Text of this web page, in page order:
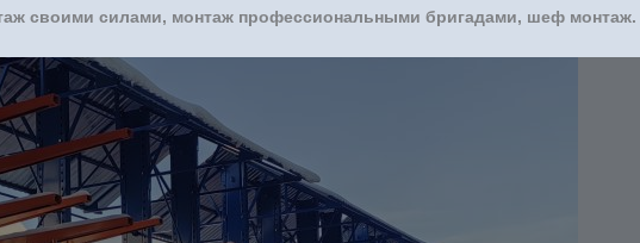
своими силами, монтаж профессиональными бригадами, шеф монтаж.